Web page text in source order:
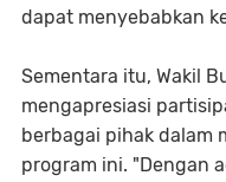
dapat menyebabkan
Sementara itu, Wakil
mengapresiasi
berbagai pihak dalam
program ini. "Dengan